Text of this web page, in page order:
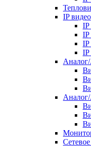
IP
IP
IP
IP
IP